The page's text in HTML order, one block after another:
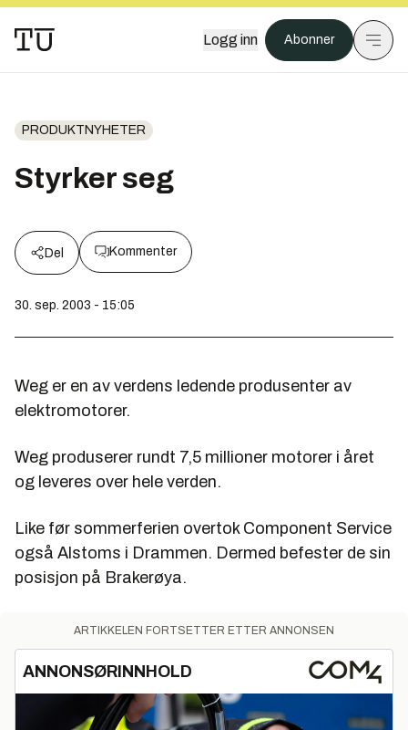
Logg inn Abonner
PRODUKTNYHETER
Styrker seg
Del Kommenter
30. sep. 2003 - 15:05
Weg er en av verdens ledende produsenter av
elektromotorer.
Weg produserer rundt 7,5 millioner motorer i året
og leveres over hele verden.
Like før sommerferien overtok Component Service
også Alstoms i Drammen. Dermed befester de sin
posisjon på Brakerøya.
ARTIKKELEN FORTSETTER ETTER ANNONSEN
ANNONSØRINNHOLD